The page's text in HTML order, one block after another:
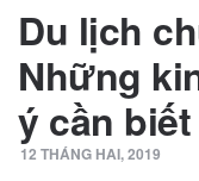
Du lịch
Những
ý cần biết
12 THÁNG HAI, 2019